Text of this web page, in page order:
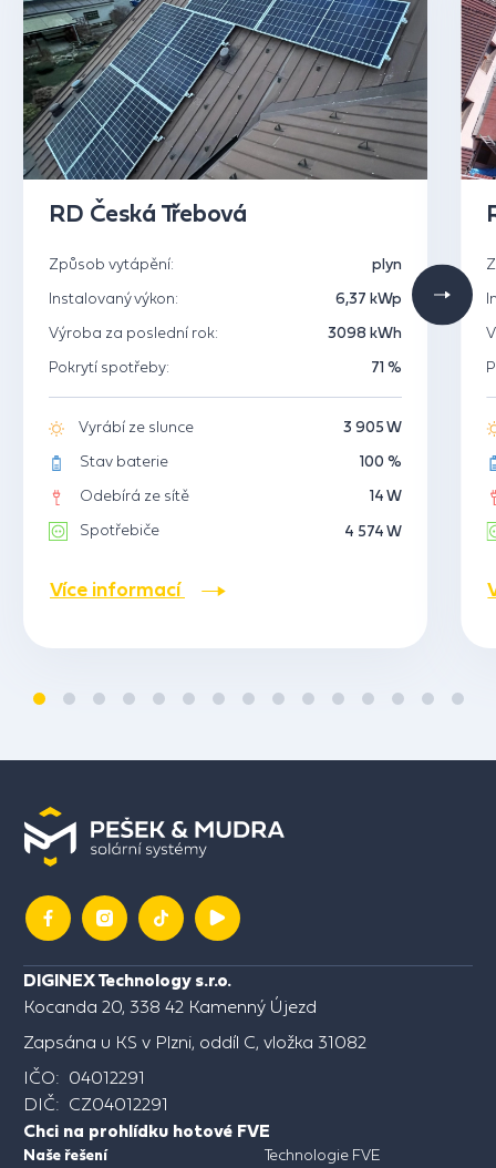
RD Česká Třebová
Způsob vytápění:
plyn
Instalovaný výkon:
6,37 kWp
Výroba za poslední rok:
3098 kWh
Pokrytí spotřeby:
71 %
Vyrábí ze slunce
3 905 W
Stav baterie
100 %
Odebírá ze sítě
14 W
Spotřebiče
4 574 W
Více informací
DIGINEX Technology s.r.o.
Kocanda 20, 338 42 Kamenný Újezd
Zapsána u KS v Plzni, oddíl C, vložka 31082
IČO: 04012291
DIČ: CZ04012291
Naše řešení Technologie FVE
Chci na prohlídku hotové FVE